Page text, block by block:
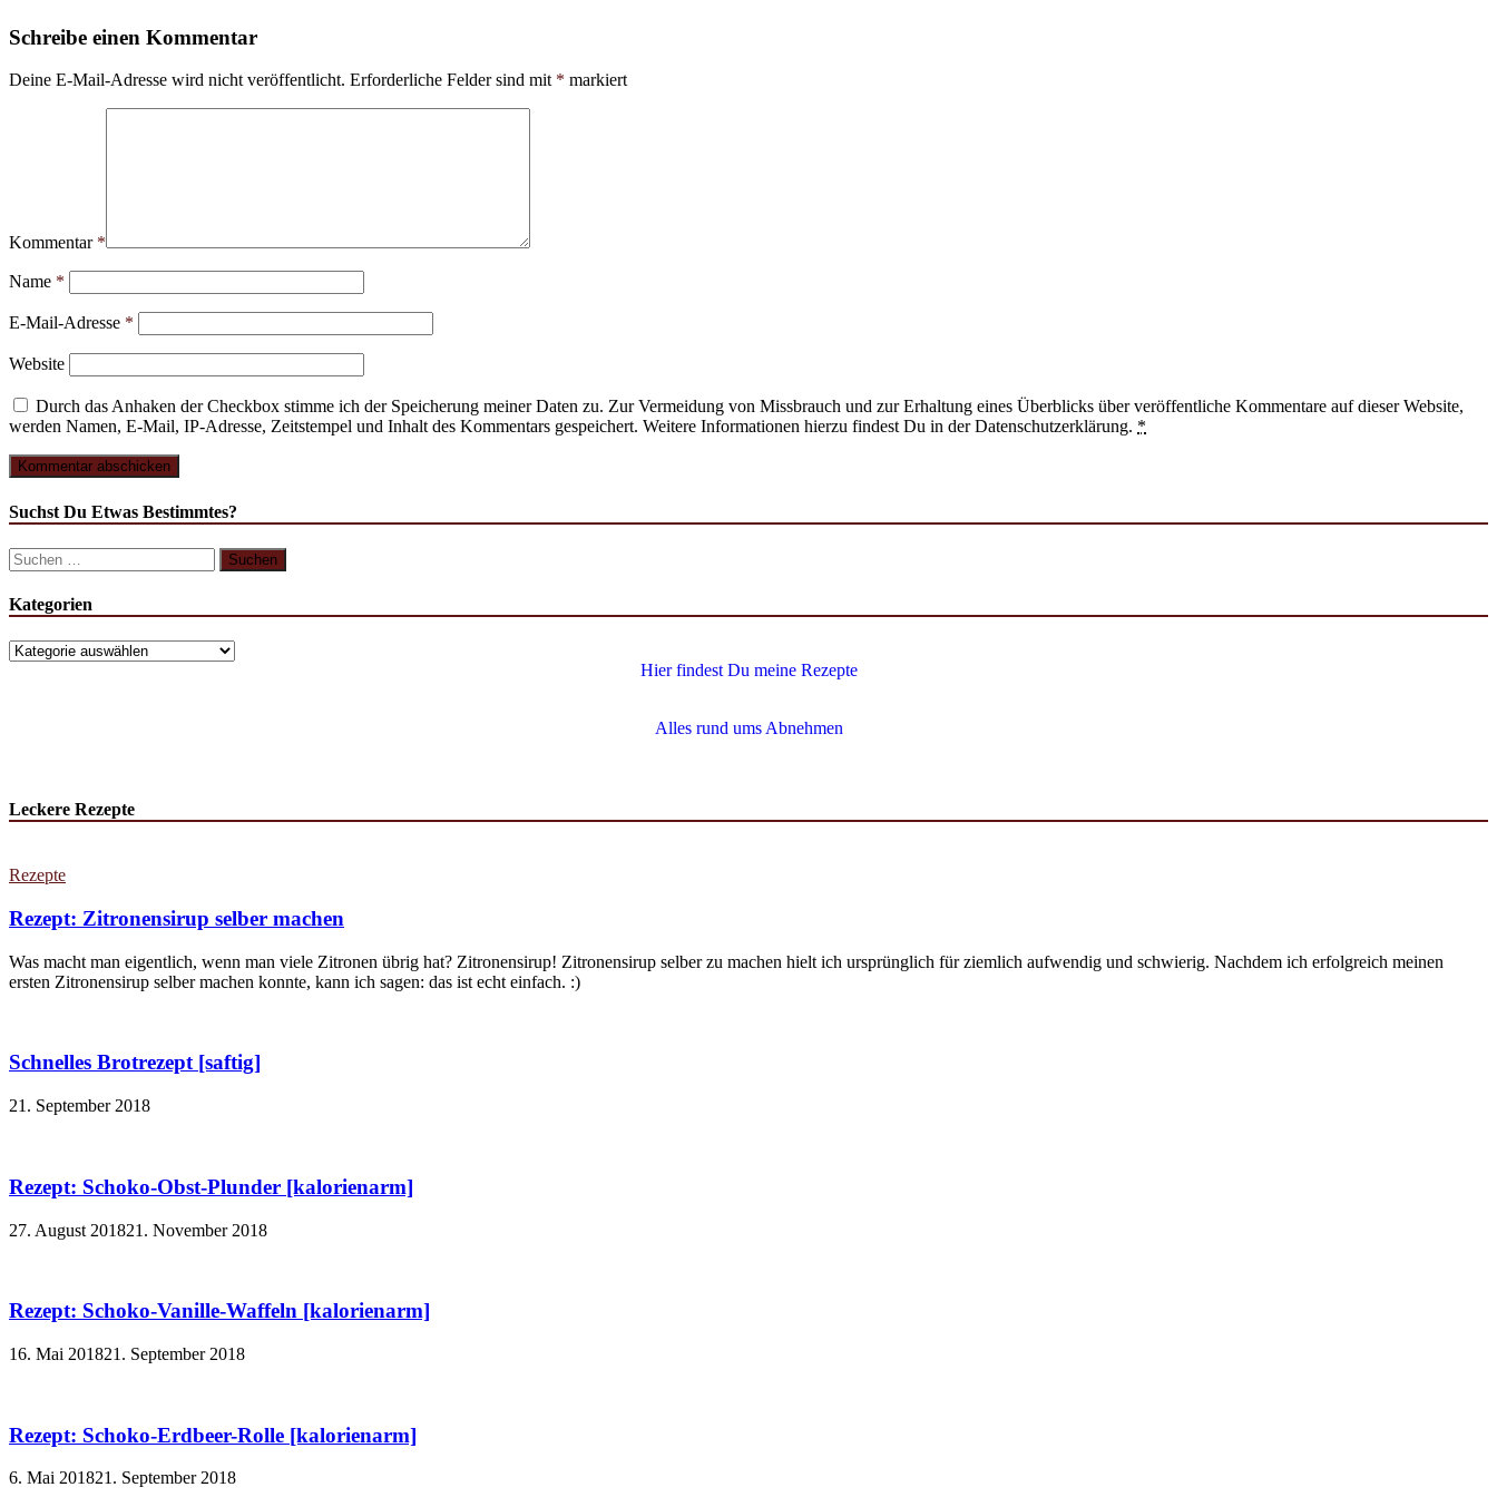
Schreibe einen Kommentar
Deine E-Mail-Adresse wird nicht veröffentlicht. Erforderliche Felder sind mit * markiert
Kommentar *
Name *
E-Mail-Adresse *
Website
Durch das Anhaken der Checkbox stimme ich der Speicherung meiner Daten zu. Zur Vermeidung von Missbrauch und zur Erhaltung eines Überblicks über veröffentliche Kommentare auf dieser Website,
werden Namen, E-Mail, IP-Adresse, Zeitstempel und Inhalt des Kommentars gespeichert. Weitere Informationen hierzu findest Du in der Datenschutzerklärung. *
Suchst Du Etwas Bestimmtes?
Kategorien
Hier findest Du meine Rezepte
Alles rund ums Abnehmen
Leckere Rezepte
Rezepte
Rezept: Zitronensirup selber machen
Was macht man eigentlich, wenn man viele Zitronen übrig hat? Zitronensirup! Zitronensirup selber zu machen hielt ich ursprünglich für ziemlich aufwendig und schwierig. Nachdem ich erfolgreich meinen
ersten Zitronensirup selber machen konnte, kann ich sagen: das ist echt einfach. :)
Schnelles Brotrezept [saftig]
21. September 2018
Rezept: Schoko-Obst-Plunder [kalorienarm]
27. August 201821. November 2018
Rezept: Schoko-Vanille-Waffeln [kalorienarm]
16. Mai 201821. September 2018
Rezept: Schoko-Erdbeer-Rolle [kalorienarm]
6. Mai 201821. September 2018